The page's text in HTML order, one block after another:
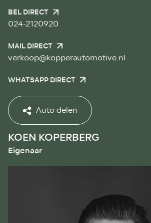
BEL DIRECT
024-2120920
MAIL DIRECT
verkoop@kopperautomotive.nl
WHATSAPP DIRECT
Auto delen
KOEN KOPERBERG
Eigenaar